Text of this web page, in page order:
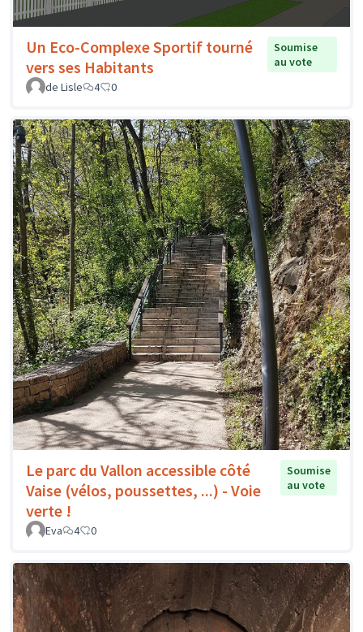
Un Eco-Complexe Sportif tourné
vers ses Habitants
Soumise
au vote
de Lisle
4 0
Le parc du Vallon accessible côté
Vaise (vélos, poussettes, ...) - Voie
verte !
Soumise
au vote
Eva 4 0